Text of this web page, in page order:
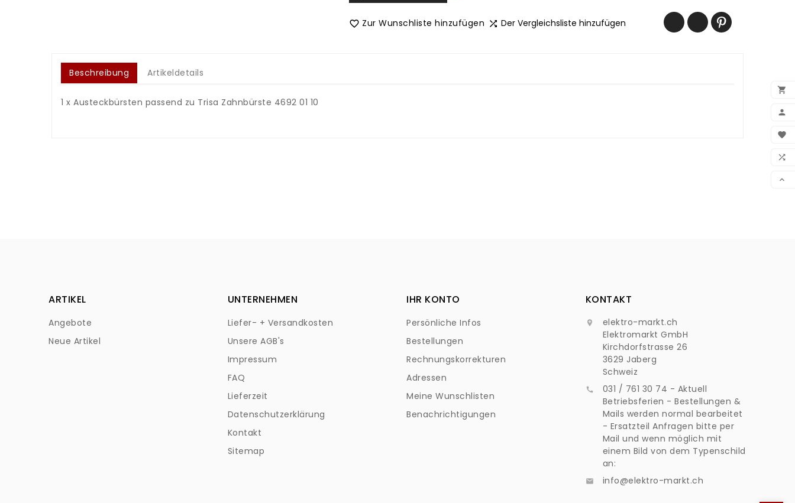





 Zur Wunschliste hinzufügen  Der Vergleichsliste hinzufügen
Beschreibung Artikeldetails
1 x Austeckbürsten passend zu Trisa Zahnbürste 4692 01 10
ARTIKEL
Angebote
Neue Artikel
UNTERNEHMEN
Liefer- + Versandkosten
Unsere AGB's
Impressum
FAQ
Lieferzeit
Datenschutzerklärung
Kontakt
Sitemap
IHR KONTO
Persönliche Infos
Bestellungen
Rechnungskorrekturen
Adressen
Meine Wunschlisten
Benachrichtigungen
KONTAKT

elektro-markt.ch
Elektromarkt GmbH
Kirchdorfstrasse 26
3629 Jaberg
Schweiz

031 / 761 30 74 - Aktuell
Betriebsferien - Bestellungen &
Mails werden normal bearbeitet
- Ersatzteil Anfragen bitte per
Mail und wenn möglich mit
einem Bild von dem Typenschild
an:
 info@elektro-markt.ch